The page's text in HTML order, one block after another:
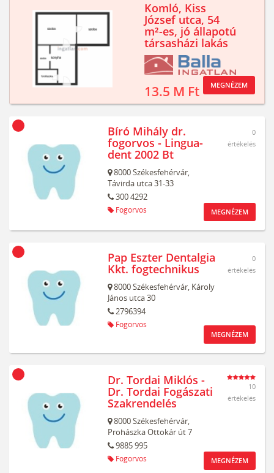
Komló, Kiss
József utca, 54
m²-es, jó állapotú
társasházi lakás
13.5 M Ft MEGNÉZEM
Bíró Mihály dr.
fogorvos - Lingua-
dent 2002 Bt
8000Székesfehérvár,
Távirda utca 31-33
300 4292
Fogorvos
0
értékelés
MEGNÉZEM
Pap Eszter Dentalgia
Kkt. fogtechnikus
8000Székesfehérvár, Károly
János utca 30
2796394
Fogorvos
0
értékelés
MEGNÉZEM
Dr. Tordai Miklós -
Dr. Tordai Fogászati
Szakrendelés
8000Székesfehérvár,
Prohászka Ottokár út 7
9885 995
Fogorvos
10
értékelés
MEGNÉZEM